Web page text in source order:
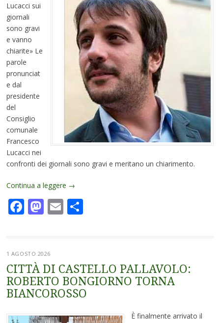
Lucacci sui
giornali
sono gravi
e vanno
chiarite» Le
parole
pronunciat
e dal
presidente
del
Consiglio
comunale
Francesco
Lucacci nei
confronti dei giornali sono gravi e meritano un chiarimento.
Continua a leggere →
Facebook
Mastodon
EmailCondividi
1 AGOSTO 2026
CITTÀ DI CASTELLO PALLAVOLO:
ROBERTO BONGIORNO TORNA
BIANCOROSSO
È finalmente arrivato il